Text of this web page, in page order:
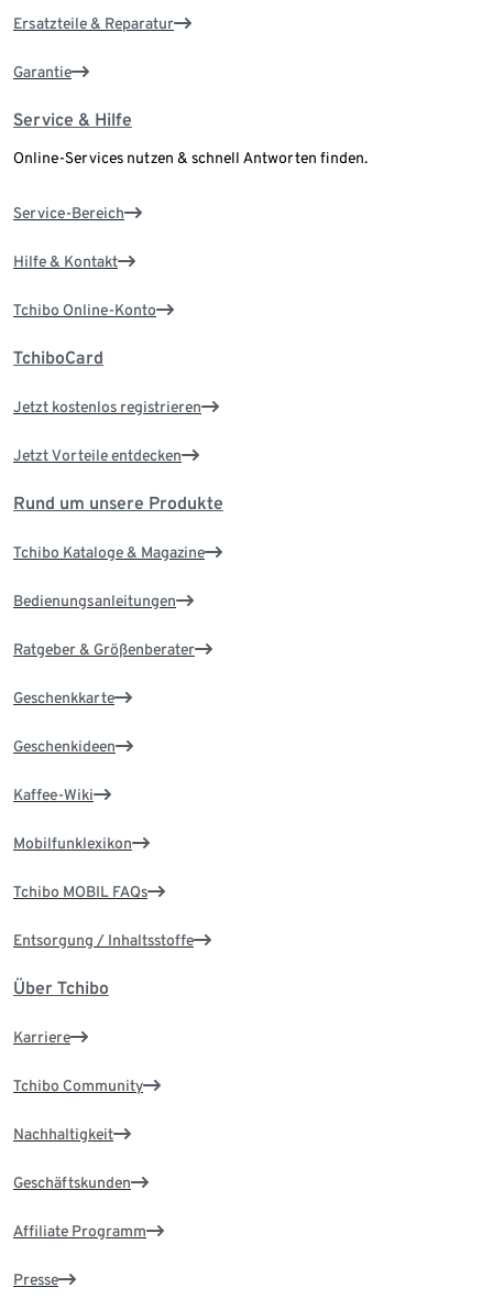
Ersatzteile & Reparatur
Garantie
Service & Hilfe
Online-Services nutzen & schnell Antworten finden.
Service-Bereich
Hilfe & Kontakt
Tchibo Online-Konto
TchiboCard
Jetzt kostenlos registrieren
Jetzt Vorteile entdecken
Rund um unsere Produkte
Tchibo Kataloge & Magazine
Bedienungsanleitungen
Ratgeber & Größenberater
Geschenkkarte
Geschenkideen
Kaffee-Wiki
Mobilfunklexikon
Tchibo MOBIL FAQs
Entsorgung / Inhaltsstoffe
Über Tchibo
Karriere
Tchibo Community
Nachhaltigkeit
Geschäftskunden
Affiliate Programm
Presse